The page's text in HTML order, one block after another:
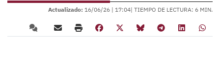
Actualizado: 16/06/26 | 17:04| TIEMPO DE LECTURA: 6 MIN.